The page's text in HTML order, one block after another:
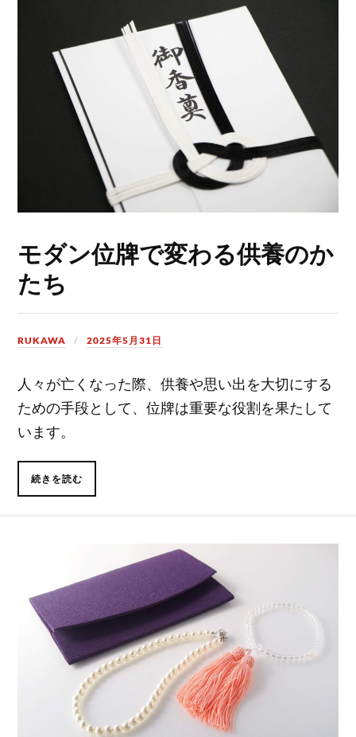
モダン位牌で変わる供養のか
たち
RUKAWA 2025年5月31日
人々が亡くなった際、供養や思い出を大切にする
ための手段として、位牌は重要な役割を果たして
います。
続きを読む